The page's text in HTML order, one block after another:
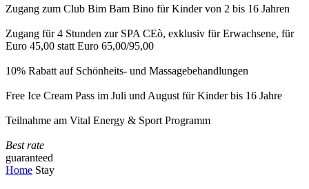
Zugang zum Club Bim Bam Bino für Kinder von 2 bis 16 Jahren
Zugang für 4 Stunden zur SPA CEò, exklusiv für Erwachsene, für
Euro 45,00 statt Euro 65,00/95,00
10% Rabatt auf Schönheits- und Massagebehandlungen
Free Ice Cream Pass im Juli und August für Kinder bis 16 Jahre
Teilnahme am Vital Energy & Sport Programm
Best rate
guaranteed
Home Stay